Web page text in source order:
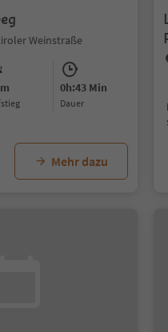
Weinstraße
0h:43 Min
Dauer
Mehr dazu